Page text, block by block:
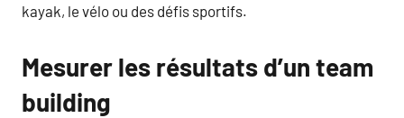
kayak, le vélo ou des défis sportifs.
Mesurer les résultats d’un team
building